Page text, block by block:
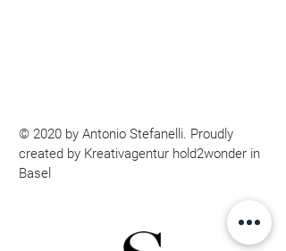
© 2020 by Antonio Stefanelli. Proudly
created by Kreativagentur hold2wonder in
Basel